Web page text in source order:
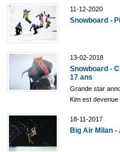
11-12-2020
Snowboard -
13-02-2018
Snowboard -
17 ans
Grande star
Kim est devenue
18-11-2017
Big Air Milan